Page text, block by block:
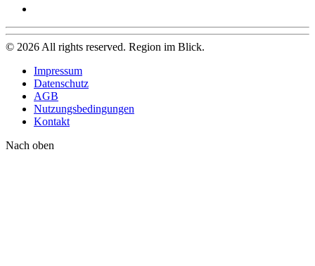
© 2026 All rights reserved. Region im Blick.
Impressum
Datenschutz
AGB
Nutzungsbedingungen
Kontakt
Nach oben